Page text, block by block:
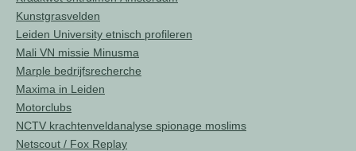
Kunstgrasvelden
Leiden University etnisch profileren
Mali VN missie Minusma
Marple bedrijfsrecherche
Maxima in Leiden
Motorclubs
NCTV krachtenveldanalyse spionage moslims
Netscout / Fox Replay